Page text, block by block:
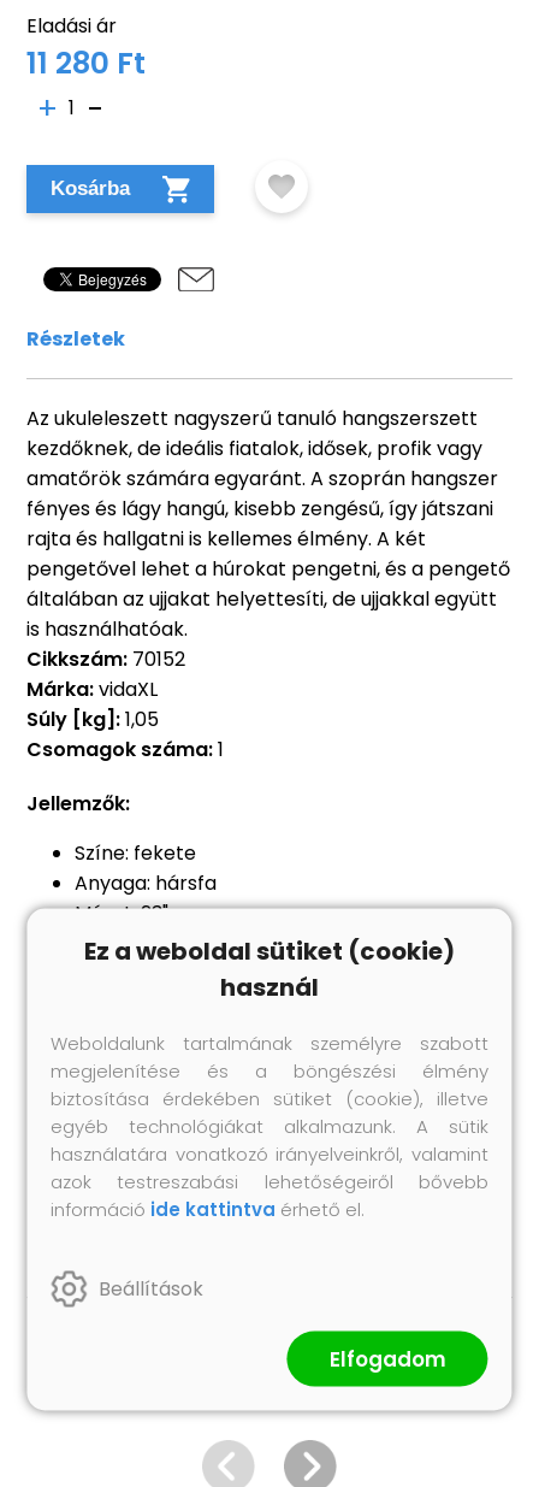
Eladási ár
11 280 Ft
1
Kosárba
Részletek
Az ukuleleszett nagyszerű tanuló hangszerszett
kezdőknek, de ideális fiatalok, idősek, profik vagy
amatőrök számára egyaránt. A szoprán hangszer
fényes és lágy hangú, kisebb zengésű, így játszani
rajta és hallgatni is kellemes élmény. A két
pengetővel lehet a húrokat pengetni, és a pengető
általában az ujjakat helyettesíti, de ujjakkal együtt
is használhatóak.
Cikkszám: 70152
Márka:vidaXL
Súly [kg]:1,05
Csomagok száma:1
Jellemzők:
Színe: fekete
Anyaga: hársfa
Méret: 23"
Hossz: 61 cm
Szélesség: 20,5 cm
Testmagasság: 7 cm
Menzúra: 39 cm
Összeszerelést igényel: igen
A csomag tartalma:
1 db ukulele
1 db táska
2 db pengető
1 db tabulatúra
Hasonló termékek
Ez a weboldal sütiket (cookie)
használ
Weboldalunk tartalmának személyre szabott
megjelenítése és a böngészési élmény
biztosítása érdekében sütiket (cookie), illetve
egyéb technológiákat alkalmazunk. A sütik
használatára vonatkozó irányelveinkről, valamint
azok testreszabási lehetőségeiről bővebb
információ ide kattintva érhető el.
Beállítások
Elfogadom